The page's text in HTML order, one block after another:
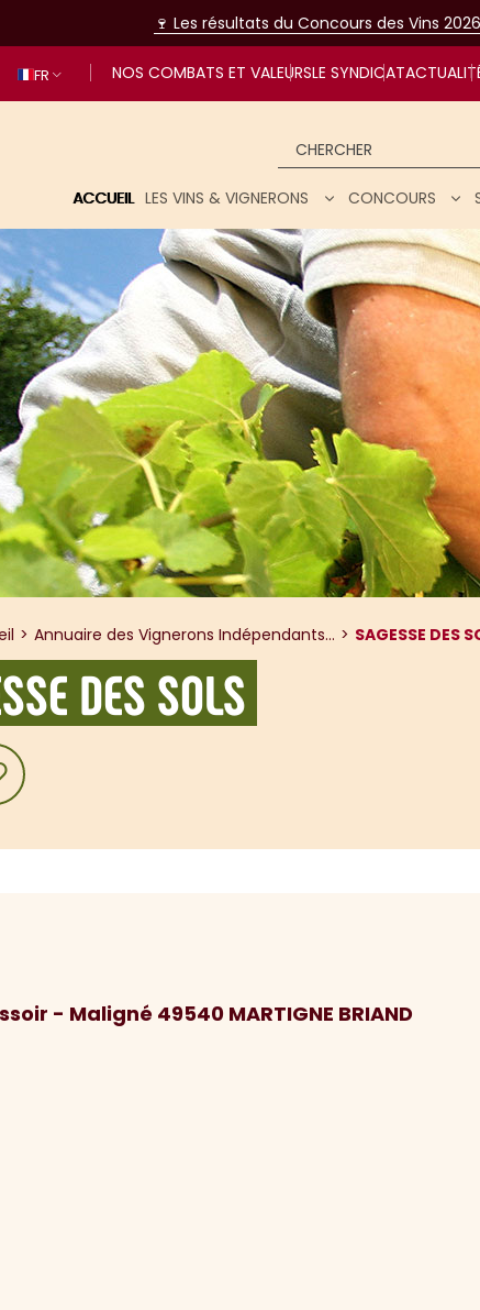
🍷 Les résultats du Concours des Vins
FR NOS COMBATS ET VALEURSLE SYNDICAT
libres par nos vins
ACCUEIL LES VINS & VIGNERONS CONCOURS
Annuaire des Vignerons Indépendants... SAGESSE DES
DES SOLS
AUX FAVORIS
- Maligné 49540 MARTIGNE BRIAND